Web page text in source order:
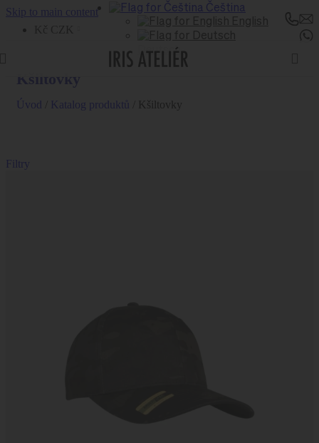
Skip to main content
Čeština
Deutsch
Úvod Katalog produktů Kšiltovky
Filtry